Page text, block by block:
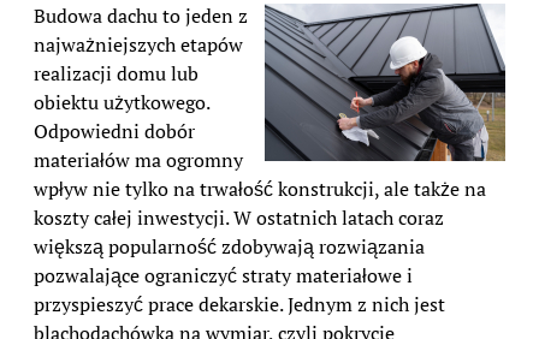
Budowa dachu to jeden z
najważniejszych etapów
realizacji domu lub
obiektu użytkowego.
Odpowiedni dobór
materiałów ma ogromny
wpływ nie tylko na trwałość konstrukcji, ale także na
koszty całej inwestycji. W ostatnich latach coraz
większą popularność zdobywają rozwiązania
pozwalające ograniczyć straty materiałowe i
przyspieszyć prace dekarskie. Jednym z nich jest
blachodachówka na wymiar, czyli pokrycie